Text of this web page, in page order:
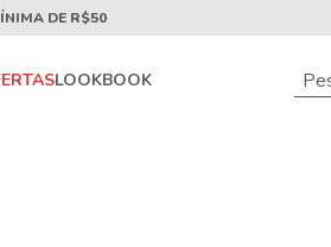
DE R$50
LOOKBOOK